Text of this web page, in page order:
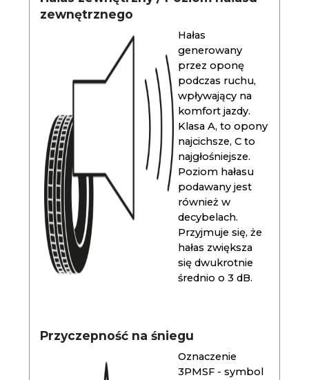
zewnętrznego
Hałas
generowany
przez oponę
podczas ruchu,
wpływający na
komfort jazdy.
Klasa A, to opony
najcichsze, C to
najgłośniejsze.
Poziom hałasu
podawany jest
również w
decybelach.
Przyjmuje się, że
hałas zwiększa
się dwukrotnie
średnio o 3 dB.
Przyczepność na śniegu
Oznaczenie
3PMSF - symbol